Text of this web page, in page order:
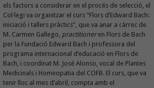
els factors a considerar en el procés de selecció, el
Col·legi va organitzar el curs “Flors d’Edward Bach:
iniciació i tallers pràctics”, que va anar a càrrec de
M. Carmen Gallego, practitioneren Flors de Bach
per la Fundació Edward Bach i professora del
programa internacional d’educació en Flors de
Bach, i coordinat M. José Alonso, vocal de Plantes
Medicinals i Homeopatia del COFB. El curs, que va
tenir lloc al mes d’abril, compta amb el